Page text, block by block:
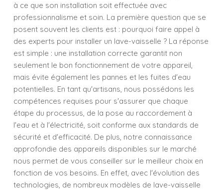
à ce que son installation soit effectuée avec
professionnalisme et soin. La première question que se
posent souvent les clients est : pourquoi faire appel à
des experts pour installer un lave-vaisselle ? La réponse
est simple : une installation correcte garantit non
seulement le bon fonctionnement de votre appareil,
mais évite également les pannes et les fuites d'eau
potentielles. En tant qu'artisans, nous possédons les
compétences requises pour s'assurer que chaque
étape du processus, de la pose au raccordement à
l'eau et à l'électricité, soit conforme aux standards de
sécurité et d'efficacité. De plus, notre connaissance
approfondie des appareils disponibles sur le marché
nous permet de vous conseiller sur le meilleur choix en
fonction de vos besoins. En effet, avec l'évolution des
technologies, de nombreux modèles de lave-vaisselle